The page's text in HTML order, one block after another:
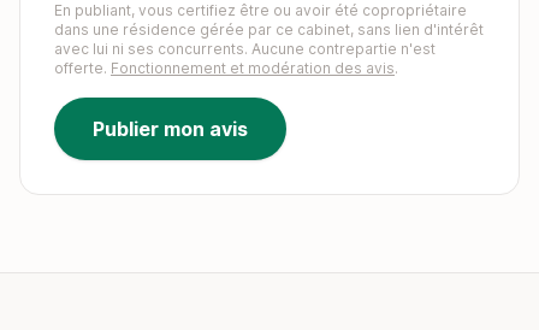
En publiant, vous certifiez être ou avoir été copropriétaire
dans une résidence gérée par ce cabinet, sans lien d'intérêt
avec lui ni ses concurrents. Aucune contrepartie n'est
offerte. Fonctionnement et modération des avis.
Publier mon avis